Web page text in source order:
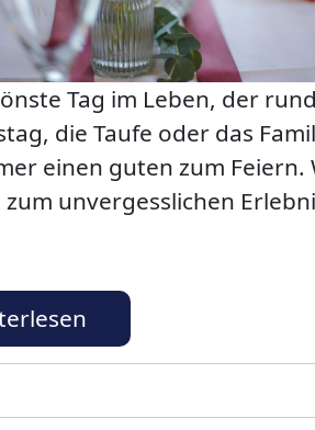
Tag im Leben, der
die Taufe oder das
einen guten zum Feiern.
unvergesslichen